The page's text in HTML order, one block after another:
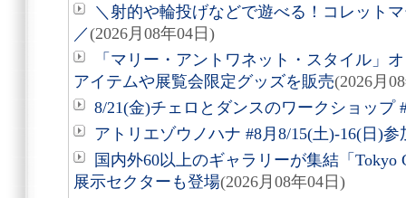
＼射的や輪投げなどで遊べる！コレット
／(2026月08年04日)
「マリー・アントワネット・スタイル」
アイテムや展覧会限定グッズを販売(2026月
8/21(金)チェロとダンスのワークショップ
アトリエゾウノハナ #8月8/15(土)-16(日)参
国内外60以上のギャラリーが集結「Tokyo
展示セクターも登場(2026月08年04日)